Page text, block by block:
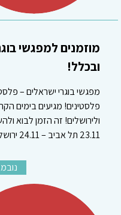
מוזמנים למפגשי
ובכלל!
מפגשי בוגרי ישראלים –
פלסטינים! מגיעים בימים
ולירושלים! זה הזמן לבוא
23.11 תל אביב – 24.11 ירושלים – 29.1
נובמבר